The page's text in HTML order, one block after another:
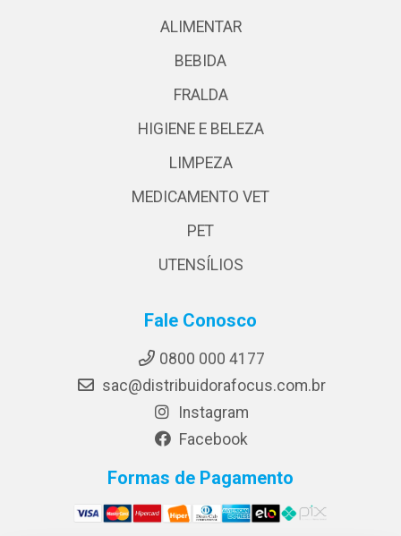
ALIMENTAR
BEBIDA
FRALDA
HIGIENE E BELEZA
LIMPEZA
MEDICAMENTO VET
PET
UTENSÍLIOS
Fale Conosco
0800 000 4177
sac@distribuidorafocus.com.br
Instagram
Facebook
Formas de Pagamento